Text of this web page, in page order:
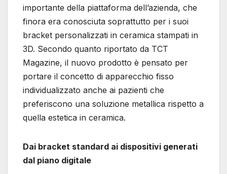
importante della piattaforma dell’azienda, che
finora era conosciuta soprattutto per i suoi
bracket personalizzati in ceramica stampati in
3D. Secondo quanto riportato da TCT
Magazine, il nuovo prodotto è pensato per
portare il concetto di apparecchio fisso
individualizzato anche ai pazienti che
preferiscono una soluzione metallica rispetto a
quella estetica in ceramica.
Dai bracket standard ai dispositivi generati
dal piano digitale